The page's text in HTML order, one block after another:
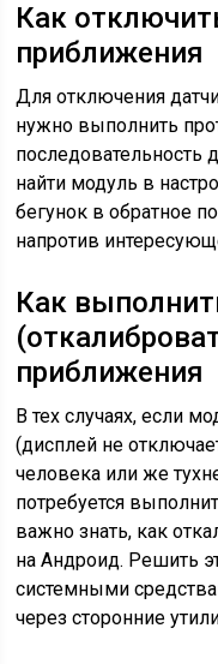
Как
приближения
Для отключения
нужно выполнить
последовательность
найти модуль в
бегунок в обратное
напротив
Как
приближения
В тех случаях, если
(дисплей не
человека или же
потребуется
важно знать, как
на Андроид. Решить
системными
через сторонние